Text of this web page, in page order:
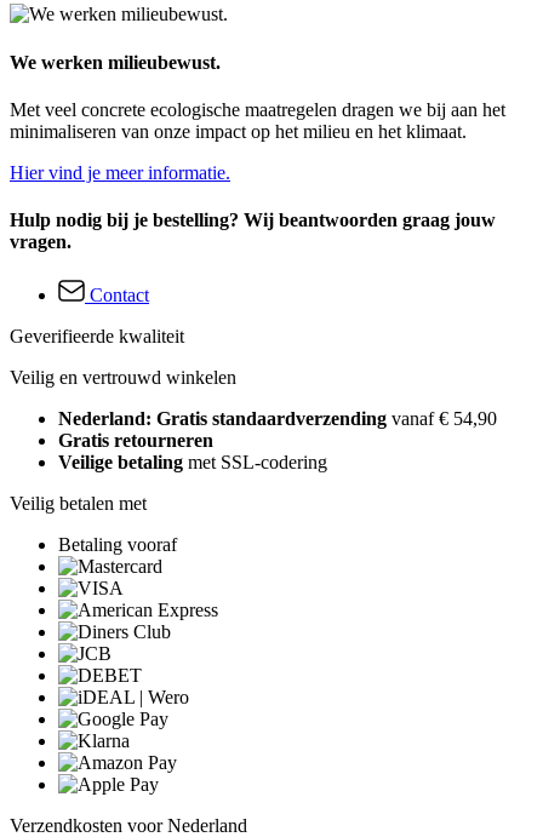
We werken milieubewust.
Met veel concrete ecologische maatregelen dragen we bij aan het
minimaliseren van onze impact op het milieu en het klimaat.
Hier vind je meer informatie.
Hulp nodig bij je bestelling? Wij beantwoorden graag jouw
vragen.
Contact
Geverifieerde kwaliteit
Veilig en vertrouwd winkelen
Nederland: Gratis standaardverzending vanaf € 54,90
Gratis retourneren
Veilige betaling met SSL-codering
Veilig betalen met
Betaling vooraf
Verzendkosten voor Nederland